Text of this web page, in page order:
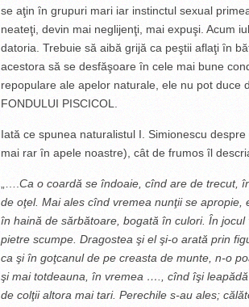
se aţin ȋn grupuri mari iar instinctul sexual
neateţi, devin mai neglijenţi, mai expuşi. Acum
datoria. Trebuie să aibă grijă ca peştii aflaţi ȋn
acestora să se desfăşoare ȋn cele mai bune
repopulare ale apelor naturale, ele nu pot duce
FONDULUI PISCICOL.
Iată ce spunea naturalistul I. Simionescu
mai rar ȋn apele noastre), cât de frumos ȋl
„….Ca o coardă se îndoaie, cînd are de trecut,
de oţel. Mai ales cînd vremea nunţii se
în haină de sărbătoare, bogată în culori. În
pietre scumpe. Dragostea şi el şi-o arată prin
ca şi în goţcanul de pe creasta de munte, n-o
şi mai totdeauna, în vremea …., cînd îşi
de colţii altora mai tari. Perechile s-au ales;